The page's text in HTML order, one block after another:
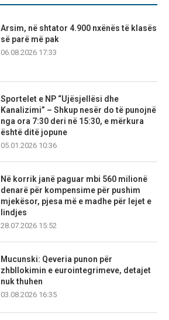
Arsim, në shtator 4.900 nxënës të klasës
së parë më pak
06.08.2026 17:33
Sportelet e NP “Ujësjellësi dhe
Kanalizimi” – Shkup nesër do të punojnë
nga ora 7:30 deri në 15:30, e mërkura
është ditë jopune
05.01.2026 10:36
Në korrik janë paguar mbi 560 milionë
denarë për kompensime për pushim
mjekësor, pjesa më e madhe për lejet e
lindjes
28.07.2026 15:52
Mucunski: Qeveria punon për
zhbllokimin e eurointegrimeve, detajet
nuk thuhen
03.08.2026 16:35